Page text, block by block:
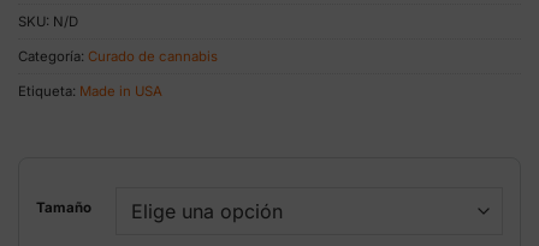
desde
2,00 €
hasta
5,95 €
SKU: N/D
Categoría: Curado de cannabis
Etiqueta: Made in USA
Tamaño